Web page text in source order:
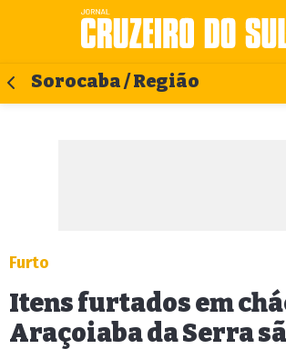
Sorocaba / Região
Furto
Itens furtados em
Araçoiaba da Serra